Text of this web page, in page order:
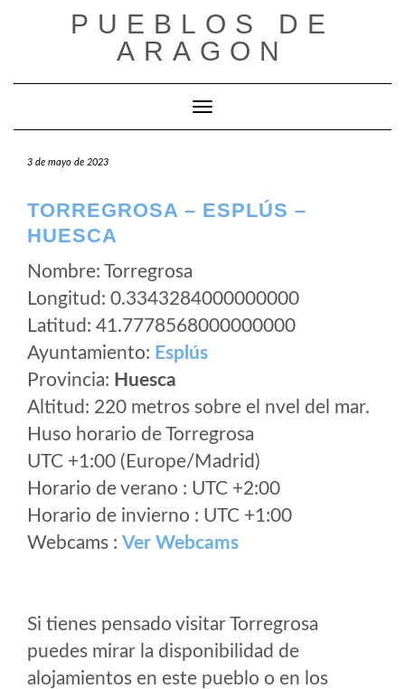
PUEBLOS DE
ARAGON
Cambiar modo de navegación
3 de mayo de 2023
TORREGROSA – ESPLÚS –
HUESCA
Nombre: Torregrosa
Longitud: 0.3343284000000000
Latitud: 41.7778568000000000
Ayuntamiento: Esplús
Provincia: Huesca
Altitud: 220 metros sobre el nvel del mar.
Huso horario de Torregrosa
UTC +1:00 (Europe/Madrid)
Horario de verano : UTC +2:00
Horario de invierno : UTC +1:00
Webcams : Ver Webcams
Si tienes pensado visitar Torregrosa
puedes mirar la disponibilidad de
alojamientos en este pueblo o en los